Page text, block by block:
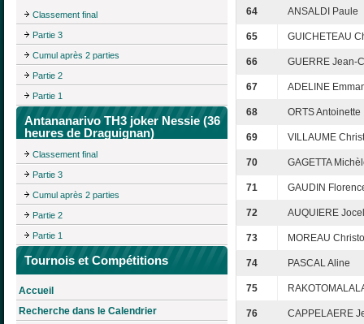
Classement final
Partie 3
Cumul après 2 parties
Partie 2
Partie 1
Antananarivo TH3 joker Nessie (36
heures de Draguignan)
Classement final
Partie 3
Cumul après 2 parties
Partie 2
Partie 1
Tournois et Compétitions
Accueil
Recherche dans le Calendrier
64 ANSALDI Paule
65 GUICHETEAU
66 GUERRE Jean-
67 ADELINE
68 ORTS Antoinette
69 VILLAUME
70 GAGETTA
71 GAUDIN
72 AUQUIERE
73 MOREAU
74 PASCAL Aline
75
76 CAPPELAERE